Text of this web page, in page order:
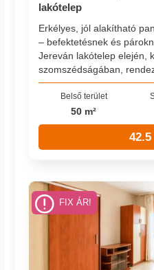
lakótelep
Erkélyes, jól alakítható
– befektetésnek és
Jereván lakótelep elején,
szomszédságában,
Belső terület
50 m²
FIX ÁR!